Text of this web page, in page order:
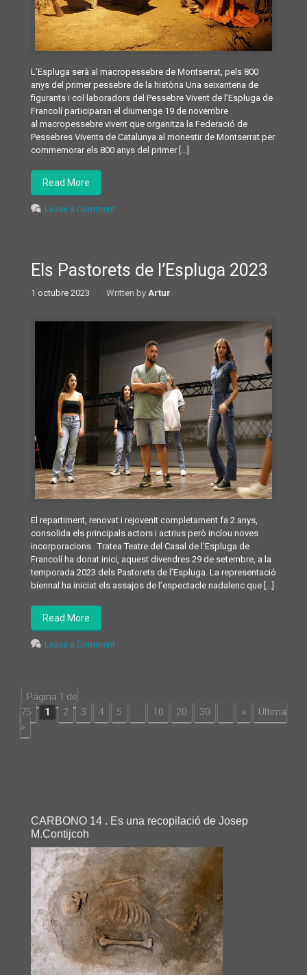
L’Espluga serà al macropessebre de Montserrat, pels 800
anys del primer pessebre de la història Una seixantena de
figurants i col·laboradors del Pessebre Vivent de l’Espluga de
Francolí participaran el diumenge 19 de novembre
al macropessebre vivent que organitza la Federació de
Pessebres Vivents de Catalunya al monestir de Montserrat per
commemorar els 800 anys del primer […]
Read More
Leave a Comment
Els Pastorets de l’Espluga 2023
1 octubre 2023 Written by Artur
El repartiment, renovat i rejovenit completament fa 2 anys,
consolida els principals actors i actrius però inclou noves
incorporacions Tratea Teatre del Casal de l’Espluga de
Francolí ha donat inici, aquest divendres 29 de setembre, a la
temporada 2023 dels Pastorets de l’Espluga. La representació
biennal ha iniciat els assajos de l’espectacle nadalenc que […]
Read More
Leave a Comment
Pàgina 1 de
75
1 2 3 4 5 10 20 30 »
Última
»
CARBONO 14 . Es una recopilació de Josep
M.Contijcoh